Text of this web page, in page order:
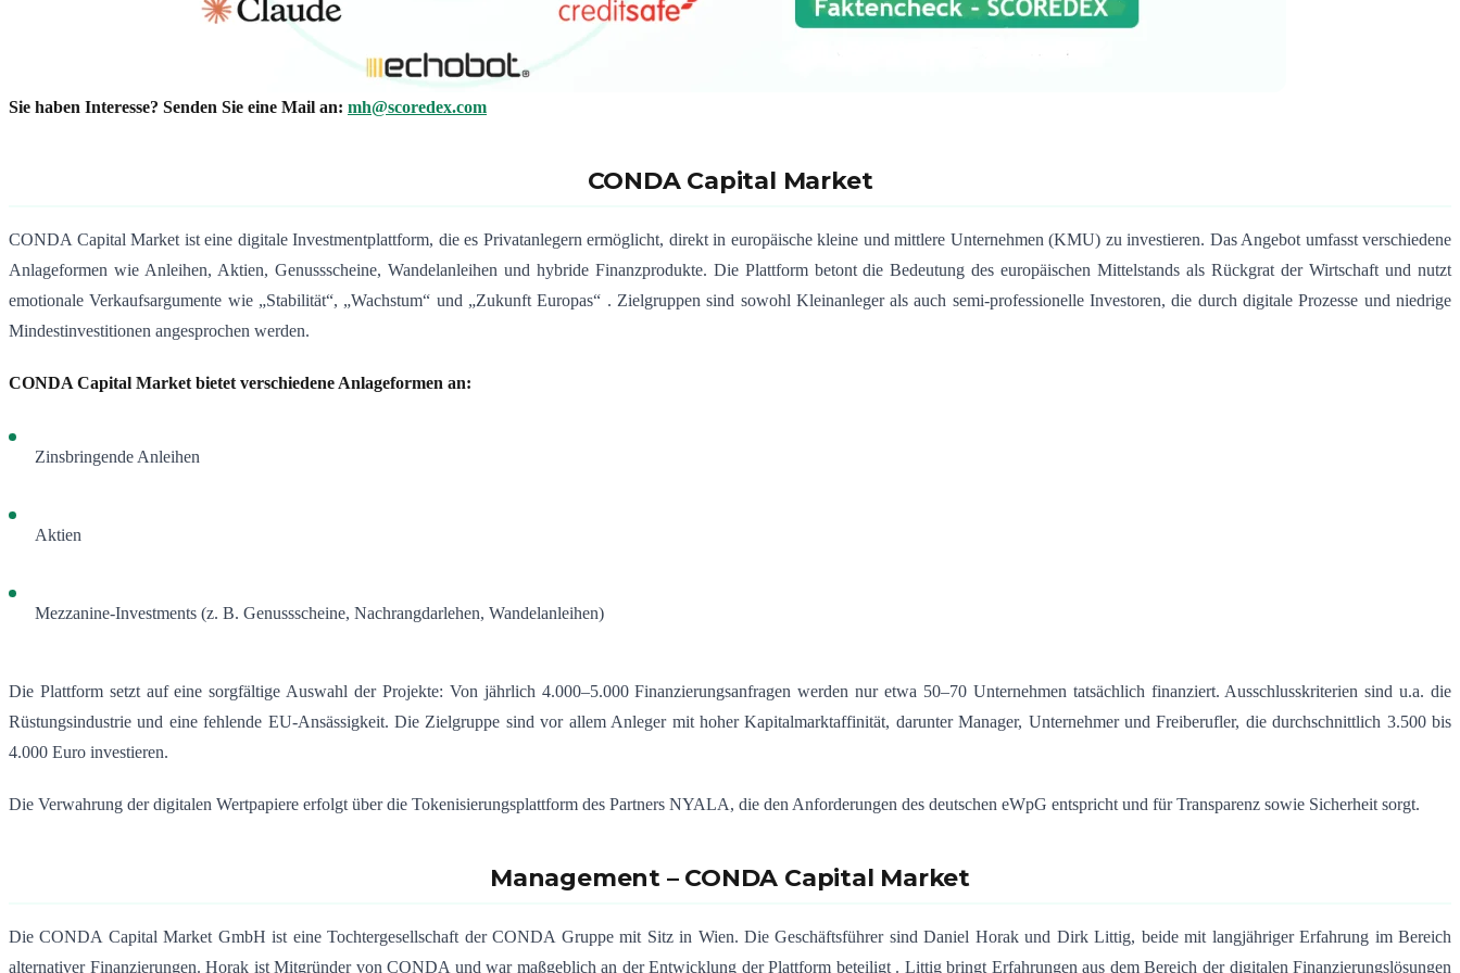
Sie haben Interesse? Senden Sie eine Mail an: mh@scoredex.com
CONDA Capital Market
CONDA Capital Market ist eine digitale Investmentplattform, die es Privatanlegern ermöglicht, direkt in europäische kleine und mittlere Unternehmen (KMU) zu investieren. Das Angebot umfasst verschiedene
Anlageformen wie Anleihen, Aktien, Genussscheine, Wandelanleihen und hybride Finanzprodukte. Die Plattform betont die Bedeutung des europäischen Mittelstands als Rückgrat der Wirtschaft und nutzt
emotionale Verkaufsargumente wie „Stabilität“, „Wachstum“ und „Zukunft Europas“ . Zielgruppen sind sowohl Kleinanleger als auch semi-professionelle Investoren, die durch digitale Prozesse und niedrige
Mindestinvestitionen angesprochen werden.
CONDA Capital Market bietet verschiedene Anlageformen an:
Zinsbringende Anleihen
Aktien
Mezzanine-Investments (z. B. Genussscheine, Nachrangdarlehen, Wandelanleihen)
Die Plattform setzt auf eine sorgfältige Auswahl der Projekte: Von jährlich 4.000–5.000 Finanzierungsanfragen werden nur etwa 50–70 Unternehmen tatsächlich finanziert. Ausschlusskriterien sind u.a. die
Rüstungsindustrie und eine fehlende EU-Ansässigkeit. Die Zielgruppe sind vor allem Anleger mit hoher Kapitalmarktaffinität, darunter Manager, Unternehmer und Freiberufler, die durchschnittlich 3.500 bis
4.000 Euro investieren.
Die Verwahrung der digitalen Wertpapiere erfolgt über die Tokenisierungsplattform des Partners NYALA, die den Anforderungen des deutschen eWpG entspricht und für Transparenz sowie Sicherheit sorgt.
Management – CONDA Capital Market
Die CONDA Capital Market GmbH ist eine Tochtergesellschaft der CONDA Gruppe mit Sitz in Wien. Die Geschäftsführer sind Daniel Horak und Dirk Littig, beide mit langjähriger Erfahrung im Bereich
alternativer Finanzierungen. Horak ist Mitgründer von CONDA und war maßgeblich an der Entwicklung der Plattform beteiligt. Littig bringt Erfahrungen aus dem Bereich der digitalen Finanzierungslösungen